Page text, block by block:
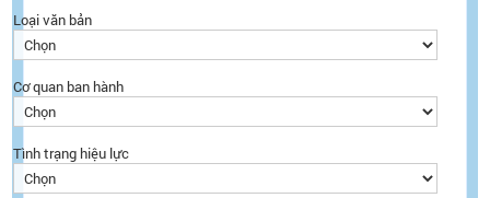
Loại văn bản
Cơ quan ban hành
Tình trạng hiệu lực